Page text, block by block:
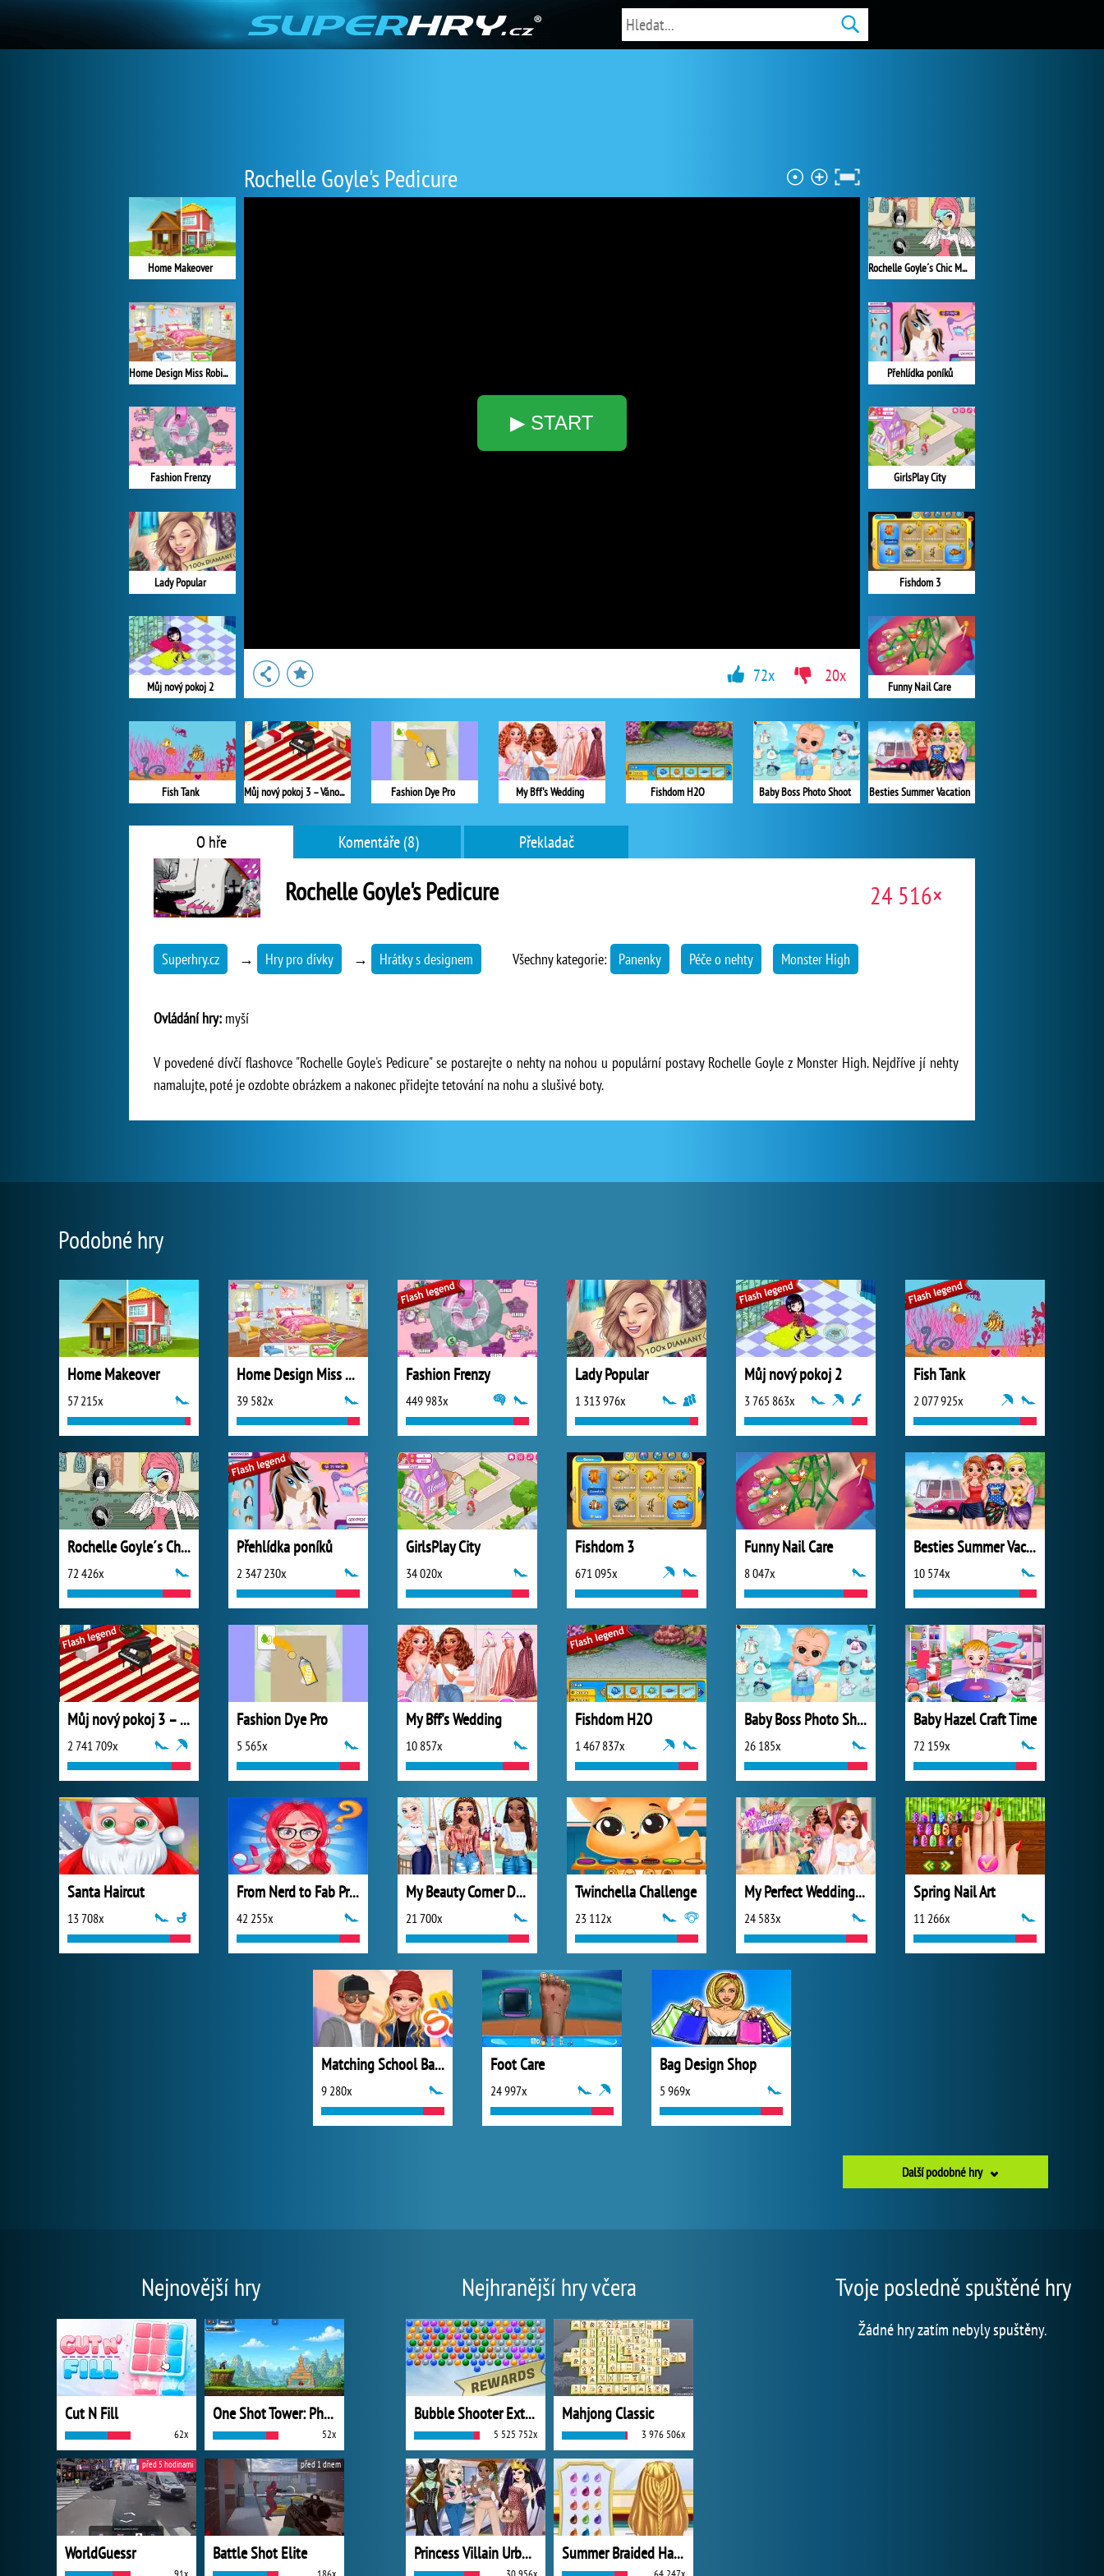
Rochelle Goyle's Pedicure
▶ START
Home Makeover
Home Design Miss Robins Home Makeover
Fashion Frenzy
Lady Popular
Můj nový pokoj 2
Fish Tank
Rochelle Goyle´s Chic Makeover
Přehlídka poníků
GirlsPlay City
Fishdom 3
Funny Nail Care
Besties Summer Vacation
Můj nový pokoj 3 – Vánoce Fashion Dye Pro My Bff's Wedding Fishdom H2O Baby Boss Photo Shoot
72x 20x
O hře Komentáře (8) Překladač
Rochelle Goyle's Pedicure 24 516×
Superhry.cz → Hry pro dívky → Hrátky s designem Všechny kategorie: Panenky Péče o nehty Monster High
Ovládání hry: myší
V povedené dívčí flashovce "Rochelle Goyle's Pedicure" se postarejte o nehty na nohou u populární postavy Rochelle Goyle z Monster High. Nejdříve jí nehty
namalujte, poté je ozdobte obrázkem a nakonec přidejte tetování na nohu a slušivé boty.
Podobné hry
Home Makeover
57 215x
Home Design Miss Robins Home Makeover
39 582x
Fashion Frenzy
449 983x
Lady Popular
1 313 976x
Můj nový pokoj 2
3 765 863x
Fish Tank
2 077 925x
Rochelle Goyle´s Chic Makeover
72 426x
Přehlídka poníků
2 347 230x
GirlsPlay City
34 020x
Fishdom 3
671 095x
Funny Nail Care
8 047x
Besties Summer Vacation
10 574x
Můj nový pokoj 3 – Vánoce
2 741 709x
Fashion Dye Pro
5 565x
My Bff's Wedding
10 857x
Fishdom H2O
1 467 837x
Baby Boss Photo Shoot
26 185x
Baby Hazel Craft Time
72 159x
Santa Haircut
13 708x
From Nerd to Fab Prom Edition
42 255x
My Beauty Corner Decoration
21 700x
Twinchella Challenge
23 112x
My Perfect Wedding Planner
24 583x
Spring Nail Art
11 266x
Matching School Bags
9 280x
Foot Care
24 997x
Bag Design Shop
5 969x
Další podobné hry
Nejnovější hry
Cut N Fill
62x
One Shot Tower: Physics Destroyer
52x
WorldGuessr
před 5 hodinami
Battle Shot Elite
před 1 dnem
Nejhranější hry včera
Bubble Shooter Extreme
5 525 752x
Mahjong Classic
3 976 506x
Princess Villain Urban Outfitters Summer Summer Braided Hairstyles
Tvoje posledně spuštěné hry
Žádné hry zatím nebyly spuštěny.